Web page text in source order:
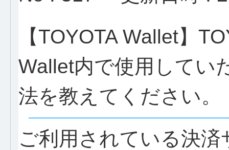
【TOYOTA Wallet】
Wallet内で使用してい
法を教えてください。
ご利用されている決